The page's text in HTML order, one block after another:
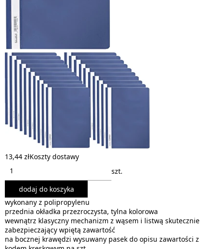
13,44 złKoszty dostawy
szt.
dodaj do koszyka
wykonany z polipropylenu
przednia okładka przezroczysta, tylna kolorowa
wewnątrz klasyczny mechanizm z wąsem i listwą skutecznie
zabezpieczający wpiętą zawartość
na bocznej krawędzi wysuwany pasek do opisu zawartości z